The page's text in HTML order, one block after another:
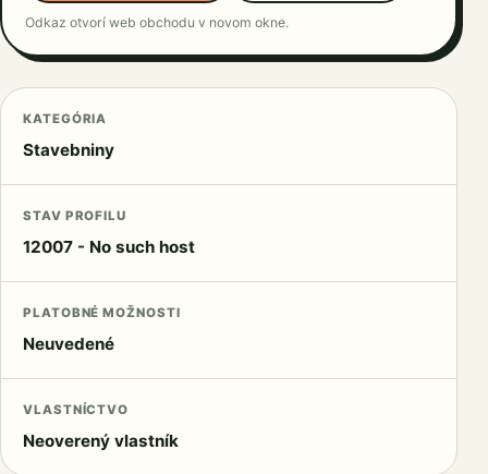
Odkaz otvorí web obchodu v novom okne.
KATEGÓRIA
Stavebniny
STAV PROFILU
12007 - No such host
PLATOBNÉ MOŽNOSTI
Neuvedené
VLASTNÍCTVO
Neoverený vlastník